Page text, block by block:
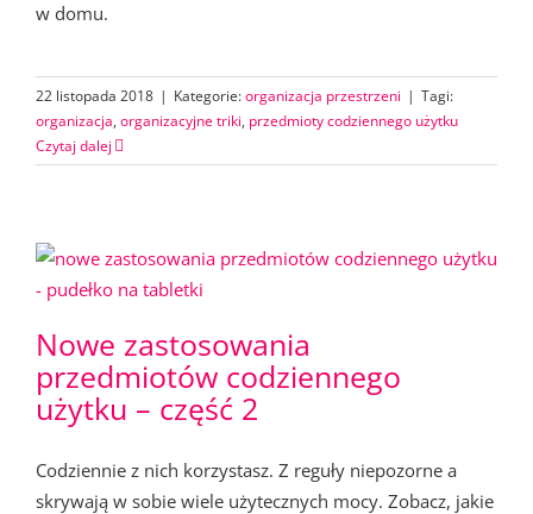
w domu.
22 listopada 2018 | Kategorie:organizacja przestrzeni | Tagi:
organizacja, organizacyjne triki, przedmioty codziennego użytku
Czytaj dalej
Nowe zastosowania
przedmiotów codziennego
użytku – część 2
Codziennie z nich korzystasz. Z reguły niepozorne a
skrywają w sobie wiele użytecznych mocy. Zobacz, jakie